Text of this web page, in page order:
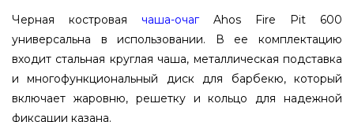
Черная костровая чаша-очагAhos Fire Pit 600
универсальна в использовании. В ее комплектацию
входит стальная круглая чаша, металлическая подставка
и многофункциональный диск для барбекю, который
включает жаровню, решетку и кольцо для надежной
фиксации казана.